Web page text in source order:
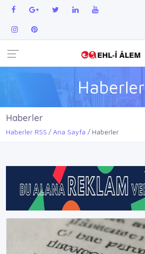
Haberler
Haberler
Haberler RSS Ana Sayfa Haberler